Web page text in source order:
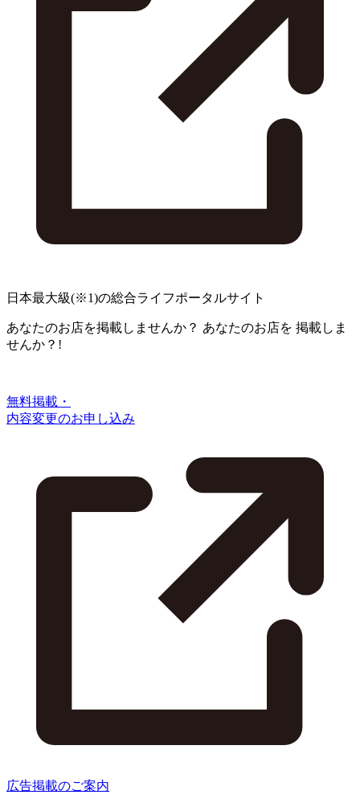
日本最大級(※1)の総合ライフポータルサイト
あなたのお店を掲載しませんか？ あなたのお店を 掲載しま
せんか？!
無料掲載・
内容変更のお申し込み
広告掲載のご案内